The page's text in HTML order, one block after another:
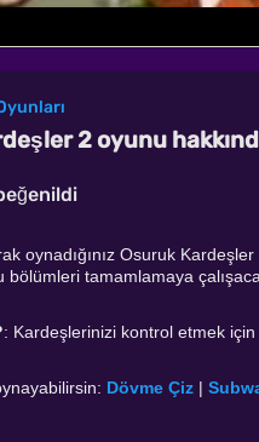
2 oyunu
oynadığınız Osuruk
tamamlamaya
: Kardeşlerinizi kontrol etmek için
Dövme Çiz |